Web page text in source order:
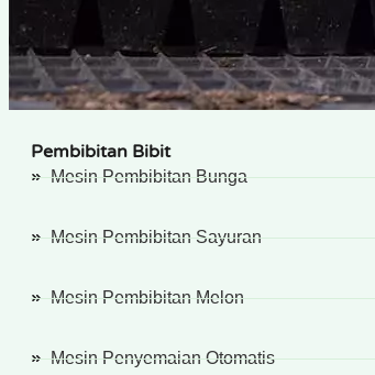
Pembibitan Bibit
Mesin Pembibitan Bunga
Mesin Pembibitan Sayuran
Mesin Pembibitan Melon
Mesin Penyemaian Otomatis